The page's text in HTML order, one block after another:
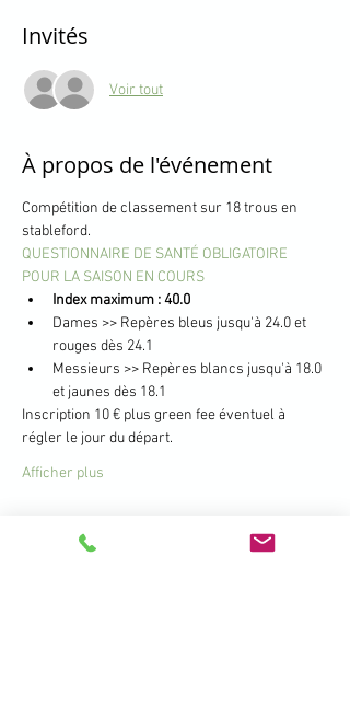
Invités
Voir tout
À propos de l'événement
Compétition de classement sur 18 trous en
stableford.
QUESTIONNAIRE DE SANTÉ OBLIGATOIRE
POUR LA SAISON EN COURS
Index maximum : 40.0
Dames >> Repères bleus jusqu'à 24.0 et
rouges dès 24.1
Messieurs >> Repères blancs jusqu'à 18.0
et jaunes dès 18.1
Inscription 10 € plus green fee éventuel à
régler le jour du départ.
Afficher plus